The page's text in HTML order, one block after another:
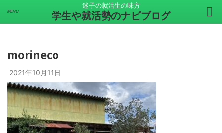
迷子の就活生の味方
学生や就活勢のナビブログ
morineco
2021年10月11日